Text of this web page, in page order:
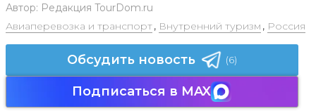
Автор: Редакция TourDom.ru
Авиаперевозка и транспорт, Внутренний туризм , Россия
Обсудить новость (6)
Подписаться в MAX